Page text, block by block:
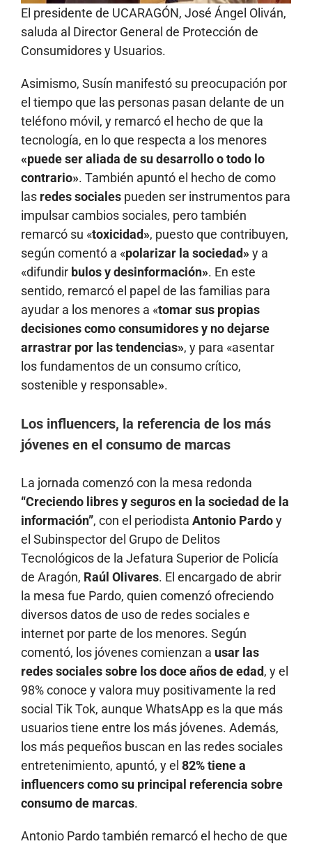
El presidente de UCARAGÓN, José Ángel Oliván,
saluda al Director General de Protección de
Consumidores y Usuarios.
Asimismo, Susín manifestó su preocupación por
el tiempo que las personas pasan delante de un
teléfono móvil, y remarcó el hecho de que la
tecnología, en lo que respecta a los menores
«puede ser aliada de su desarrollo o todo lo
contrario». También apuntó el hecho de como
las redes sociales pueden ser instrumentos para
impulsar cambios sociales, pero también
remarcó su «toxicidad», puesto que contribuyen,
según comentó a «polarizar la sociedad»y a
«difundir bulos y desinformación». En este
sentido, remarcó el papel de las familias para
ayudar a los menores a «tomar sus propias
decisiones como consumidores y no dejarse
arrastrar por las tendencias», y para «asentar
los fundamentos de un consumo crítico,
sostenible y responsable».
Los influencers, la referencia de los más
jóvenes en el consumo de marcas
La jornada comenzó con la mesa redonda
“Creciendo libres y seguros en la sociedad de la
información”, con el periodista Antonio Pardoy
el Subinspector del Grupo de Delitos
Tecnológicos de la Jefatura Superior de Policía
de Aragón, Raúl Olivares. El encargado de abrir
la mesa fue Pardo, quien comenzó ofreciendo
diversos datos de uso de redes sociales e
internet por parte de los menores. Según
comentó, los jóvenes comienzan a usar las
redes sociales sobre los doce años de edad, y el
98% conoce y valora muy positivamente la red
social Tik Tok, aunque WhatsApp es la que más
usuarios tiene entre los más jóvenes. Además,
los más pequeños buscan en las redes sociales
entretenimiento, apuntó, y el 82% tiene a
influencers como su principal referencia sobre
consumo de marcas.
Antonio Pardo también remarcó el hecho de que